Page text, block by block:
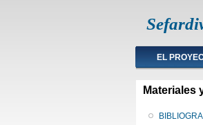
Main
EL
Materiales